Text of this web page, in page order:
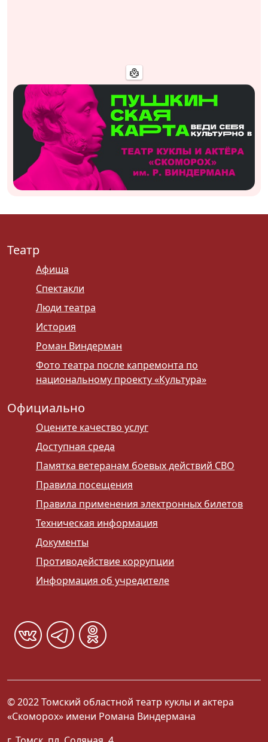
Театр
Афиша
Спектакли
Люди театра
История
Роман Виндерман
Фото театра после капремонта по
национальному проекту «Культура»
Официально
Оцените качество услуг
Доступная среда
Памятка ветеранам боевых действий СВО
Правила посещения
Правила применения электронных билетов
Техническая информация
Документы
Противодействие коррупции
Информация об учредителе
© 2022 Томский областной театр куклы и актера
«Скоморох» имени Романа Виндермана